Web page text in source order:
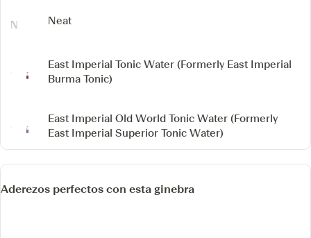
Neat
East Imperial Tonic Water (Formerly East Imperial
Burma Tonic)
East Imperial Old World Tonic Water (Formerly
East Imperial Superior Tonic Water)
Aderezos perfectos con esta ginebra